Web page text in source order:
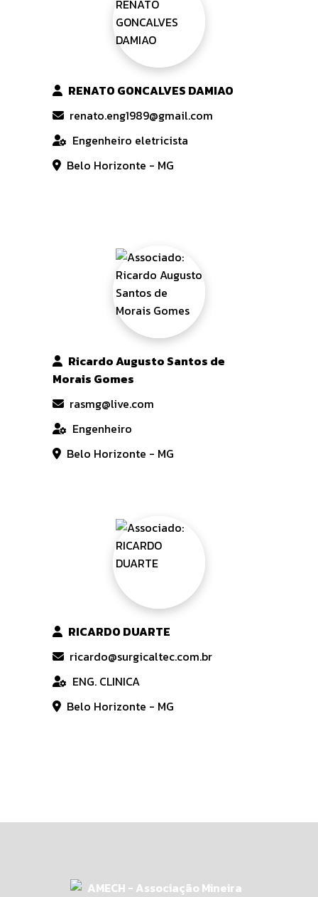
RENATO GONCALVES DAMIAO
renato.eng1989@gmail.com
Engenheiro eletricista
Belo Horizonte - MG
Ricardo Augusto Santos de
Morais Gomes
rasmg@live.com
Engenheiro
Belo Horizonte - MG
RICARDO DUARTE
ricardo@surgicaltec.com.br
ENG. CLINICA
Belo Horizonte - MG